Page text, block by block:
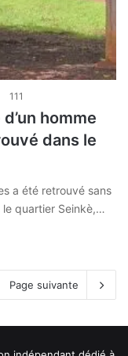
111
homme
dans le
a été retrouvé sans
quartier Seinkè,…
Page suivante